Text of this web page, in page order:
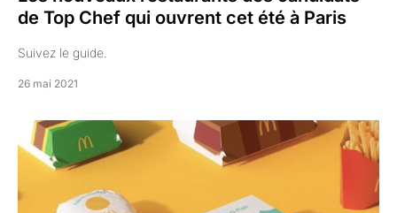
de Top Chef qui ouvrent cet été à Paris
Suivez le guide.
26 mai 2021